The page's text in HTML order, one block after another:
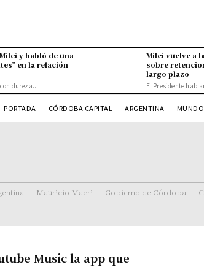
y habló de una
en la relación
dureza...
Milei vuelve a
sobre
largo plazo
El Presidente
PORTADA CÓRDOBA CAPITAL ARGENTINA MUNDO
Mauricio Macri Gobierno de Córdoba
Music la app que